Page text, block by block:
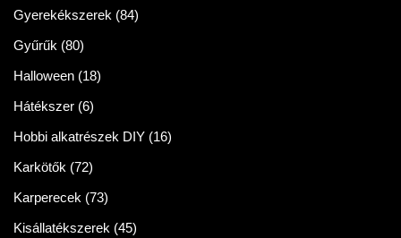
Gyerekékszerek (84)
Gyűrűk (80)
Halloween (18)
Hátékszer (6)
Hobbi alkatrészek DIY (16)
Karkötők (72)
Karperecek (73)
Kisállatékszerek (45)